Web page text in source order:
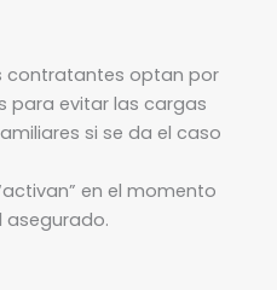
contratantes optan por
para evitar las cargas
si se da el caso
en el momento
asegurado.